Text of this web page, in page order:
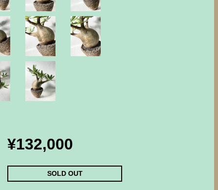
¥132,000
SOLD OUT